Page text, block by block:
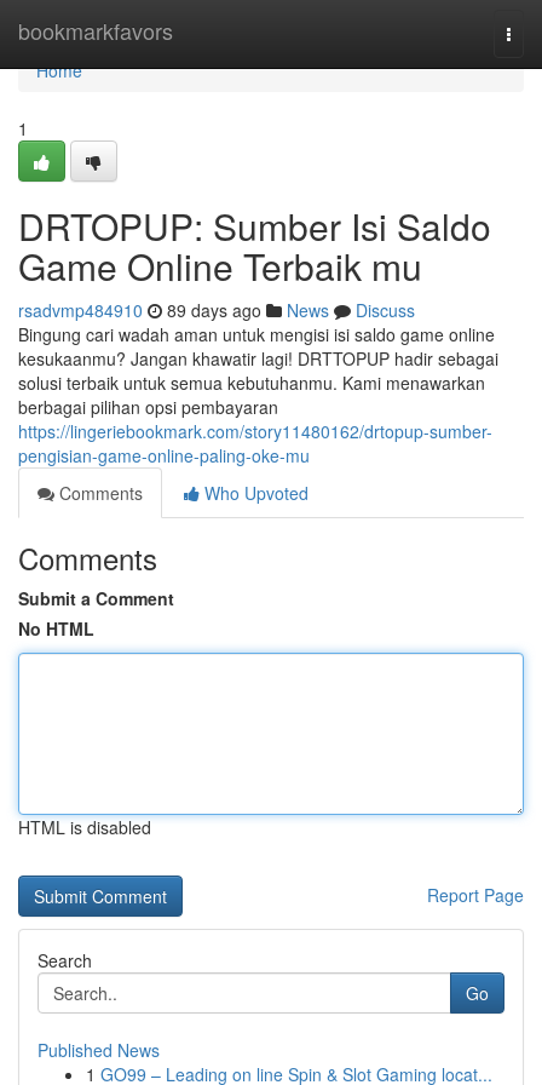
bookmarkfavors
Home
Home
1
DRTOPUP: Sumber Isi Saldo
Game Online Terbaik mu
rsadvmp484910 89 days ago News
Discuss
Bingung cari wadah aman untuk mengisi isi saldo game online
kesukaanmu? Jangan khawatir lagi! DRTTOPUP hadir sebagai
solusi terbaik untuk semua kebutuhanmu. Kami menawarkan
berbagai pilihan opsi pembayaran
https://lingeriebookmark.com/story11480162/drtopup-sumber-
pengisian-game-online-paling-oke-mu
Comments
Who Upvoted
Comments
Submit a Comment
No HTML
HTML is disabled
Report Page
Search
Go
Published News
1 GO99 – Leading on line Spin & Slot Gaming locat...